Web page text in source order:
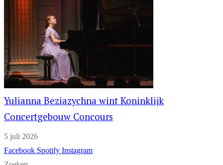
Yulianna Beziazychna wint Koninklijk
Concertgebouw Concours
5 juli 2026
Facebook Spotify Instagram